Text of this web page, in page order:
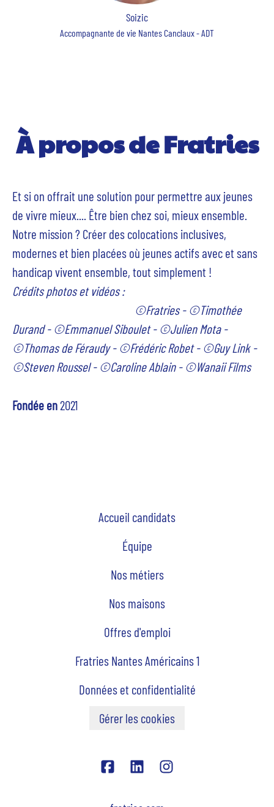
Soizic
Accompagnante de vie Nantes Canclaux - ADT
À propos de Fratries
Et si on offrait une solution pour permettre aux jeunes
de vivre mieux.... Être bien chez soi, mieux ensemble.
Notre mission ? Créer des colocations inclusives,
modernes et bien placées où jeunes actifs avec et sans
handicap vivent ensemble, tout simplement !
Crédits photos et vidéos :
©Fratries - ©Timothée
Durand - ©Emmanuel Siboulet - ©Julien Mota -
©Thomas de Féraudy - ©Frédéric Robet - ©Guy Link -
©Steven Roussel - ©Caroline Ablain - ©Wanaii Films
Fondée en2021
Accueil candidats
Équipe
Nos métiers
Nos maisons
Offres d'emploi
Fratries Nantes Américains 1
Données et confidentialité
Gérer les cookies